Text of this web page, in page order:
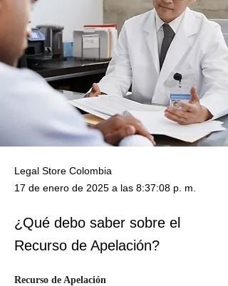
Legal Store Colombia
17 de enero de 2025 a las 8:37:08 p. m.
¿Qué debo saber sobre el
Recurso de Apelación?
Recurso de Apelación